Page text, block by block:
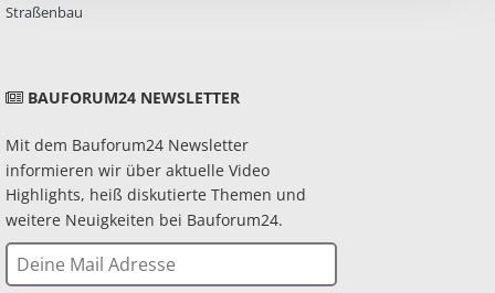
Straßenbau
BAUFORUM24 NEWSLETTER
Mit dem Bauforum24 Newsletter
informieren wir über aktuelle Video
Highlights, heiß diskutierte Themen und
weitere Neuigkeiten bei Bauforum24.